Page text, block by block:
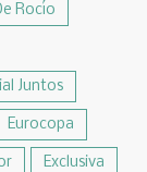
Rocío
Juntos
Eurocopa
Exclusiva